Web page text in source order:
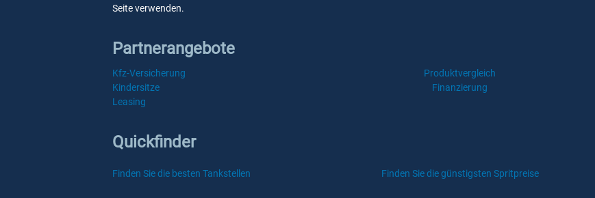
Seite verwenden.
Partnerangebote
Kfz-Versicherung Produktvergleich
Kindersitze
Finanzierung
Leasing
Quickfinder
Finden Sie die besten Tankstellen Finden Sie die günstigsten Spritpreise